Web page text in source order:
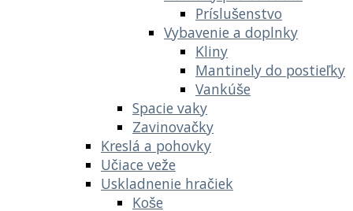
Príslušenstvo
Vybavenie a doplnky
Kliny
Mantinely do postieľky
Vankúše
Spacie vaky
Zavinovačky
Kreslá a pohovky
Učiace veže
Uskladnenie hračiek
Koše